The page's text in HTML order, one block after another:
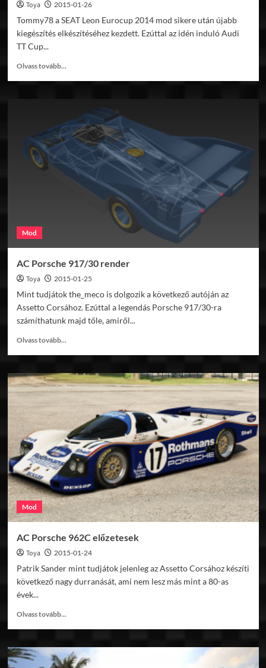
Toya 2015-01-26
Tommy78 a SEAT Leon Eurocup 2014 mod sikere után újabb
kiegészítés elkészítéséhez kezdett. Ezúttal az idén induló Audi
TT Cup...
Olvass tovább...
TT
Cup
2015
mod
előzetesek
Mod
AC Porsche 917/30 render
Toya 2015-01-25
Mint tudjátok the_meco is dolgozik a következő autóján az
Assetto Corsához. Ezúttal a legendás Porsche 917/30-ra
számíthatunk majd tőle, amiről...
Olvass tovább...
AC
Porsche
917/30
Mod
AC Porsche 962C előzetesek
Toya 2015-01-24
Patrik Sander mint tudjátok jelenleg az Assetto Corsához készíti
következő nagy durranását, ami nem lesz más mint a 80-as
évek...
Olvass tovább...
AC
Porsche